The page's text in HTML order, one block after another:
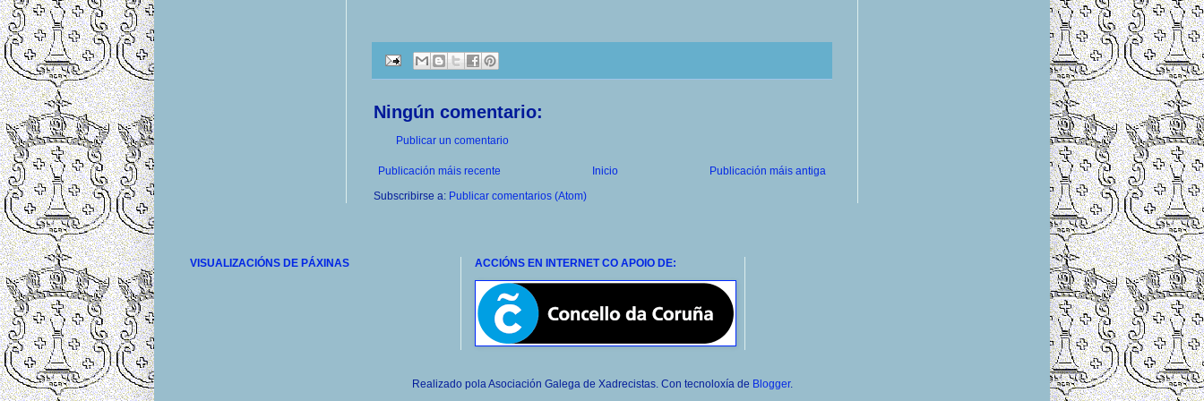
Ningún comentario:
Publicar un comentario
Publicación máis recente Publicación máis antiga
Inicio
Subscribirse a: Publicar comentarios (Atom)
VISUALIZACIÓNS DE PÁXINAS ACCIÓNS EN INTERNET CO APOIO DE:
Realizado pola Asociación Galega de Xadrecistas. Con tecnoloxía de Blogger.